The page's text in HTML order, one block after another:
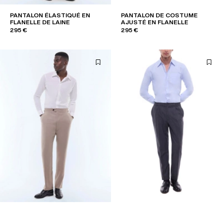
PANTALON ÉLASTIQUÉ EN
FLANELLE DE LAINE
295 €
PANTALON DE COSTUME
AJUSTÉ EN FLANELLE
295 €